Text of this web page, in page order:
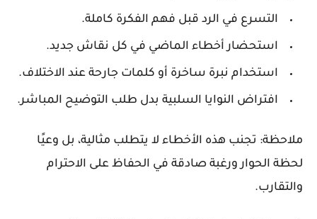
التسرع في الرد قبل فهم الفكرة كاملة.
استحضار أخطاء الماضي في كل نقاش جديد.
استخدام نبرة ساخرة أو كلمات جارحة عند الاختلاف.
افتراض النوايا السلبية بدل طلب التوضيح المباشر.
ملاحظة: تجنب هذه الأخطاء لا يتطلب مثالية، بل وعيًا
لحظة الحوار ورغبة صادقة في الحفاظ على الاحترام
والتقارب.